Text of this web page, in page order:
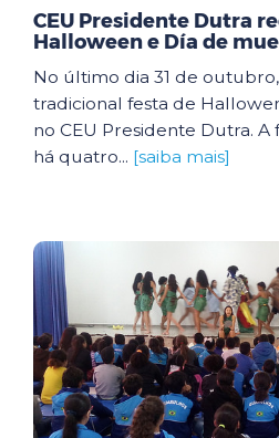
CEU Presidente Dutra
Halloween e Día de
No último dia 31 de
tradicional festa de
no CEU Presidente Dutra.
há quatro... [saiba mais]